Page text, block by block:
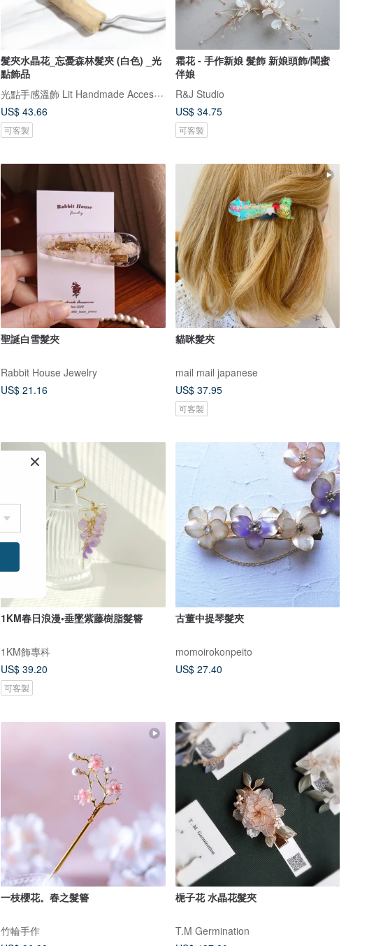
髮夾水晶花_忘憂森林髮夾 (白色) _光
點飾品
光點手感溫飾 Lit Handmade Accessorie
US$ 43.66
可客製
霜花 - 手作新娘 髮飾 新娘頭飾/閨蜜
伴娘
R&J Studio
US$ 34.75
可客製
聖誕白雪髮夾
Rabbit House Jewelry
US$ 21.16
貓咪髮夾
mail mail japanese
US$ 37.95
可客製
1KM春日浪漫•垂墜紫藤樹脂髮簪
1KM飾專科
US$ 39.20
可客製
古董中提琴髮夾
momoirokonpeito
US$ 27.40
一枝櫻花。春之髮簪
竹輪手作
梔子花 水晶花髮夾
T.M Germination